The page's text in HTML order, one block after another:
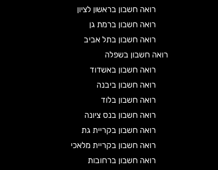
רואה חשבון בראשון לציון
רואה חשבון ברמת גן
רואה חשבון בתל אביב
רואה חשבון בשפלה
רואה חשבון באשדוד
רואה חשבון ביבנה
רואה חשבון בלוד
רואה חשבון בנס ציונה
רואה חשבון בקריית גת
רואה חשבון בקריית מלאכי
רואה חשבון ברחובות